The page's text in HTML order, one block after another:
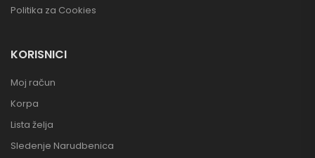
Politika za Cookies
KORISNICI
Moj račun
Korpa
Lista želja
Sledenje Narudbenica